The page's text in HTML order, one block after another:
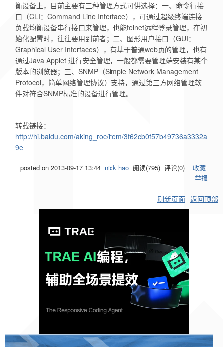
衡设备上，目前主要有三种管理方式可供选择：一、命令行接
口（CLI：Command Line Interface），可通过超级终端连接
负载均衡设备串行接口来管理，也能telnet远程登录管理，在初
始化配置时，往往要用到前者；二、图形用户接口（GUI：
Graphical User Interfaces），有基于普通web页的管理，也有
通过Java Applet 进行安全管理，一般都需要管理端安装有某个
版本的浏览器；三、SNMP（Simple Network Management
Protocol，简单网络管理协议）支持，通过第三方网络管理软
件对符合SNMP标准的设备进行管理。
转载链接：
http://hi.baidu.com/aking_roc/item/3f62cb0f57b49736a3332a
9e
posted on 2013-09-17 13:44 nick hao 阅读(795) 评论(0) 收藏
举报
刷新页面 返回顶部